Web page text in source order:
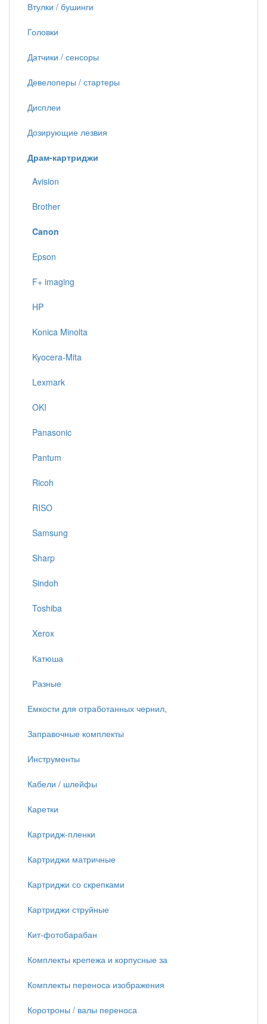
Втулки / бушинги
Головки
Датчики / сенсоры
Девелоперы / стартеры
Дисплеи
Дозирующие лезвия
Драм-картриджи
Avision
Brother
Canon
Epson
F+ imaging
HP
Konica Minolta
Kyocera-Mita
Lexmark
OKI
Panasonic
Pantum
Ricoh
RISO
Samsung
Sharp
Sindoh
Toshiba
Xerox
Катюша
Разные
Емкости для отработанных чернил,
Заправочные комплекты
Инструменты
Кабели / шлейфы
Каретки
Картридж-пленки
Картриджи матричные
Картриджи со скрепками
Картриджи струйные
Кит-фотобарабан
Комплекты крепежа и корпусные за
Комплекты переноса изображения
Коротроны / валы переноса